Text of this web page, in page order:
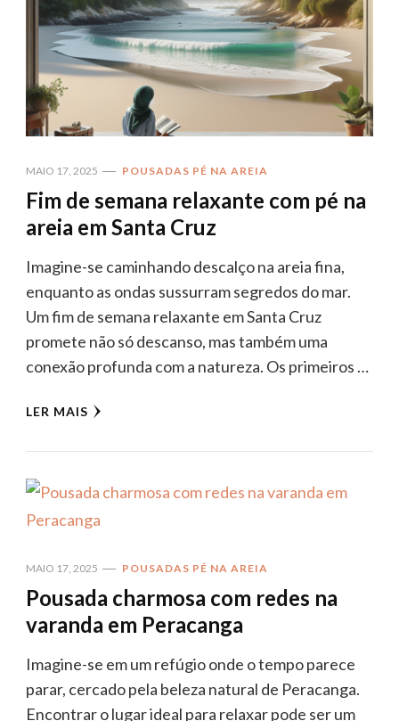
MAIO 17, 2025 POUSADAS PÉ NA AREIA
Fim de semana relaxante com pé na
areia em Santa Cruz
Imagine-se caminhando descalço na areia fina,
enquanto as ondas sussurram segredos do mar.
Um fim de semana relaxante em Santa Cruz
promete não só descanso, mas também uma
conexão profunda com a natureza. Os primeiros …
LER MAIS
MAIO 17, 2025 POUSADAS PÉ NA AREIA
Pousada charmosa com redes na
varanda em Peracanga
Imagine-se em um refúgio onde o tempo parece
parar, cercado pela beleza natural de Peracanga.
Encontrar o lugar ideal para relaxar pode ser um